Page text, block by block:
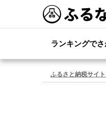
ランキングで
ふるさと納税サイト